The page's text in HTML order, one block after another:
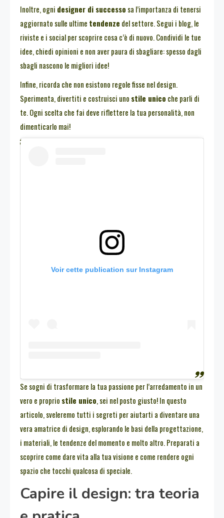
Inoltre, ogni designer di successo sa l’importanza di tenersi
aggiornato sulle ultime tendenze del settore. Segui i blog, le
riviste e i social per scoprire cosa c’è di nuovo. Condividi le tue
idee, chiedi opinioni e non aver paura di sbagliare: spesso dagli
sbagli nascono le migliori idee!
Infine, ricorda che non esistono regole fisse nel design.
Sperimenta, divertiti e costruisci uno stile unico che parli di
te. Ogni scelta che fai deve riflettere la tua personalità, non
dimenticarlo mai!
Voir cette publication sur Instagram
Se sogni di trasformare la tua passione per l’arredamento in un
vero e proprio stile unico, sei nel posto giusto! In questo
articolo, sveleremo tutti i segreti per aiutarti a diventare una
vera amatrice di design, esplorando le basi della progettazione,
i materiali, le tendenze del momento e molto altro. Preparati a
scoprire come dare vita alla tua visione e come rendere ogni
spazio che tocchi qualcosa di speciale.
Capire il design: tra teoria